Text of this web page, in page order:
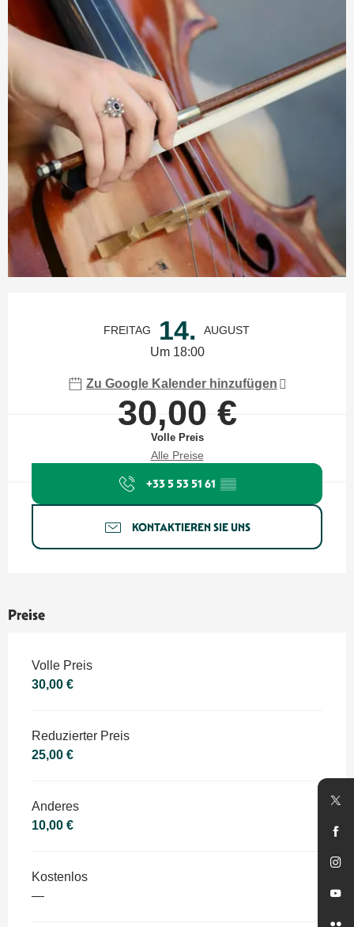
FREITAG 14. AUGUST
Um 18:00
Zu Google Kalender hinzufügen
30,00 €
Volle Preis
Alle Preise
+33 5 53 51 61 ▒▒
KONTAKTIEREN SIE UNS
Preise
Preise 2026
Volle Preis
30,00 €
Reduzierter Preis
25,00 €
Anderes
10,00 €
Kostenlos
—